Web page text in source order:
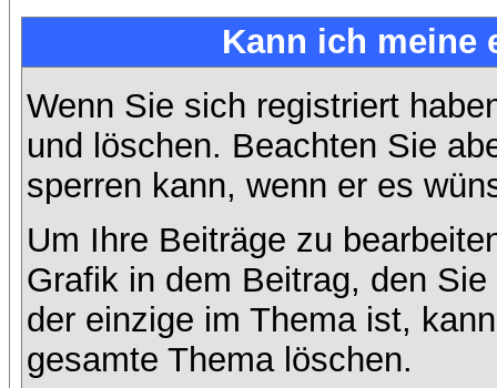
Kann ich meine
Wenn Sie sich registriert
und löschen. Beachten Sie
sperren kann, wenn er es
Um Ihre Beiträge zu
Grafik in dem Beitrag, den
der einzige im Thema ist,
gesamte Thema löschen.